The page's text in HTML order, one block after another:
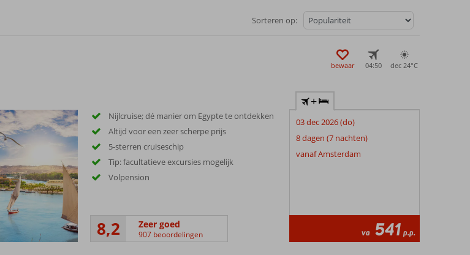
Sorteren op:
bewaar 04:50 dec 24°C
Nijlcruise; dé manier om Egypte te ontdekken
Altijd voor een zeer scherpe prijs
5-sterren cruiseschip
Tip: facultatieve excursies mogelijk
Volpension
8,2 Zeer goed
907 beoordelingen
+
03 dec 2026 (do)
8 dagen (7 nachten)
vanaf Amsterdam
va 541 p.p.